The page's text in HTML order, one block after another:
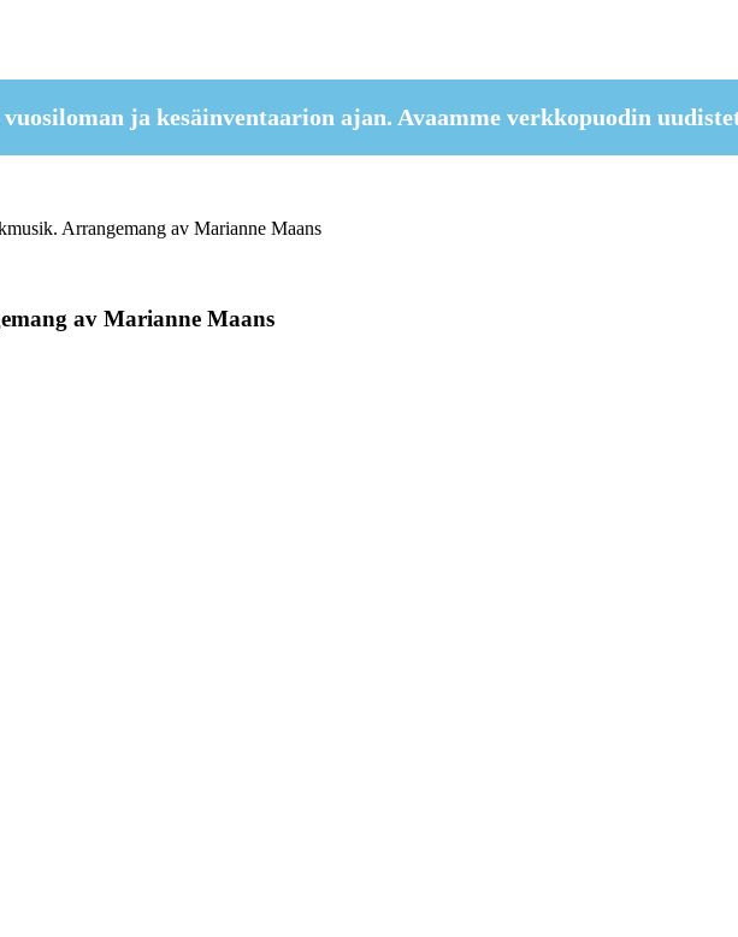
ja kesäinventaarion ajan. Avaamme verkkopuodin
Arrangemang av Marianne Maans
av Marianne Maans